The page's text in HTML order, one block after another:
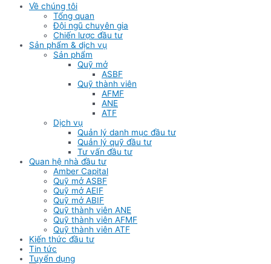
Về chúng tôi
Tổng quan
Đội ngũ chuyên gia
Chiến lược đầu tư
Sản phẩm & dịch vụ
Sản phẩm
Quỹ mở
ASBF
Quỹ thành viên
AFMF
ANE
ATF
Dịch vụ
Quản lý danh mục đầu tư
Quản lý quỹ đầu tư
Tư vấn đầu tư
Quan hệ nhà đầu tư
Amber Capital
Quỹ mở ASBF
Quỹ mở AEIF
Quỹ mở ABIF
Quỹ thành viên ANE
Quỹ thành viên AFMF
Quỹ thành viên ATF
Kiến thức đầu tư
Tin tức
Tuyển dụng